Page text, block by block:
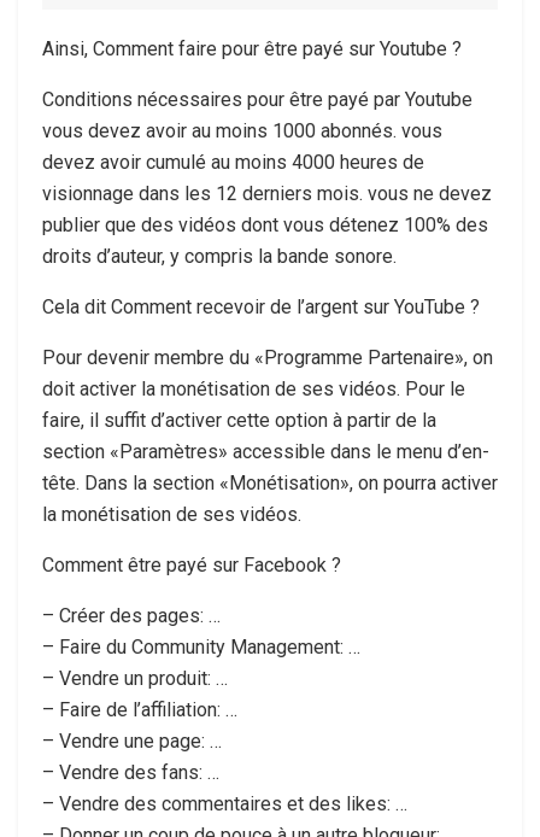
Ainsi, Comment faire pour être payé sur Youtube ?
Conditions nécessaires pour être payé par Youtube
vous devez avoir au moins 1000 abonnés. vous
devez avoir cumulé au moins 4000 heures de
visionnage dans les 12 derniers mois. vous ne devez
publier que des vidéos dont vous détenez 100% des
droits d’auteur, y compris la bande sonore.
Cela dit Comment recevoir de l’argent sur YouTube ?
Pour devenir membre du «Programme Partenaire», on
doit activer la monétisation de ses vidéos. Pour le
faire, il suffit d’activer cette option à partir de la
section «Paramètres» accessible dans le menu d’en-
tête. Dans la section «Monétisation», on pourra activer
la monétisation de ses vidéos.
Comment être payé sur Facebook ?
– Créer des pages: …
– Faire du Community Management: …
– Vendre un produit: …
– Faire de l’affiliation: …
– Vendre une page: …
– Vendre des fans: …
– Vendre des commentaires et des likes: …